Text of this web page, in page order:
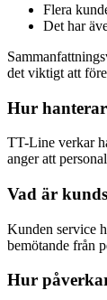
Flera
Det har
det viktigt att
Hur
TT-Line verkar
anger att
Vad är
Kunden service
bemötande från
Hur